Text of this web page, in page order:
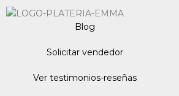
Blog
Solicitar vendedor
Ver testimonios-reseñas